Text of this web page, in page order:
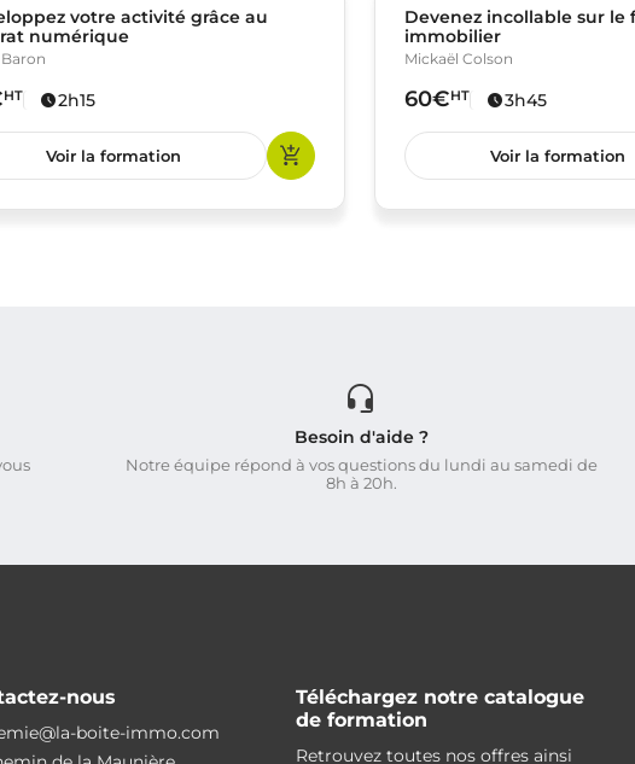
votre activité grâce au
numérique
HT 2h15
Voir la formation
Devenez incollable sur
immobilier
Mickaël Colson
60€HT 3h45
Voir la formation
Besoin d'aide ?
Notre équipe répond à vos questions du lundi au samedi de
8h à 20h.
nous
boite-immo.com
Téléchargez notre catalogue
de formation
Retrouvez toutes nos offres ainsi